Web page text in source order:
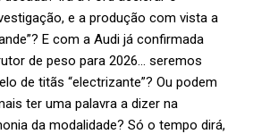
e a produção com vista a
E com a Audi já confirmada
de peso para 2026… seremos
de titãs “electrizante”? Ou podem
ter uma palavra a dizer na
da modalidade? Só o tempo dirá,